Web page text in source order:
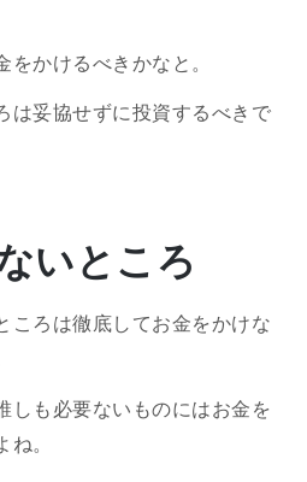
をかけるべきかなと。
は妥協せずに投資するべきで
いところ
ころは徹底してお金をかけな
しも必要ないものにはお金を
ね。